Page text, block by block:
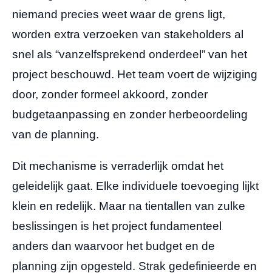
niemand precies weet waar de grens ligt,
worden extra verzoeken van stakeholders al
snel als “vanzelfsprekend onderdeel” van het
project beschouwd. Het team voert de wijziging
door, zonder formeel akkoord, zonder
budgetaanpassing en zonder herbeoordeling
van de planning.
Dit mechanisme is verraderlijk omdat het
geleidelijk gaat. Elke individuele toevoeging lijkt
klein en redelijk. Maar na tientallen van zulke
beslissingen is het project fundamenteel
anders dan waarvoor het budget en de
planning zijn opgesteld. Strak gedefinieerde en